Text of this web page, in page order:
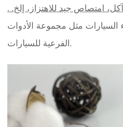
امتصاص جيد للاهتزاز، إلخ..
السيارات مثل مجموعة الأدوات
الفرعية للسيارات.